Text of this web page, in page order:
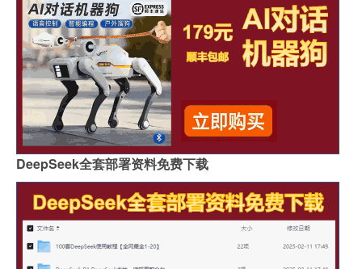
DeepSeek全套部署资料免费下载